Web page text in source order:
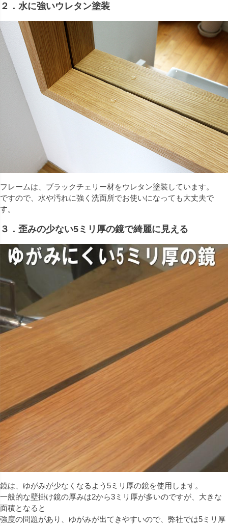
２．水に強いウレタン塗装
フレームは、ブラックチェリー材をウレタン塗装しています。
ですので、水や汚れに強く洗面所でお使いになっても大丈夫で
す。
３．歪みの少ない5ミリ厚の鏡で綺麗に見える
鏡は、ゆがみが少なくなるよう5ミリ厚の鏡を使用します。
一般的な壁掛け鏡の厚みは2から3ミリ厚が多いのですが、大きな
面積となると
強度の問題があり、ゆがみが出てきやすいので、弊社では5ミリ厚